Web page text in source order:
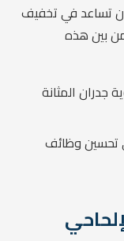
تساعد في تخفيف
بين هذه
جدران المثانة
تحسين وظائف